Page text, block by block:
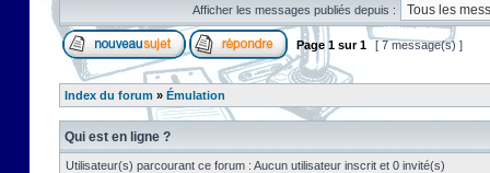
Afficher les messages publiés depuis :
Page 1 sur1 [ 7 message(s) ]
Index du forum » Émulation
Qui est en ligne ?
Utilisateur(s) parcourant ce forum : Aucun utilisateur inscrit et 0 invité(s)